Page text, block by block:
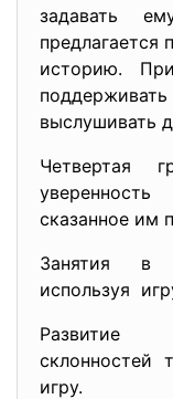
задавать
предлагается
историю.
выслушивать
Четвертая
сказанное им
Занятия в
используя
склонностей
игру.